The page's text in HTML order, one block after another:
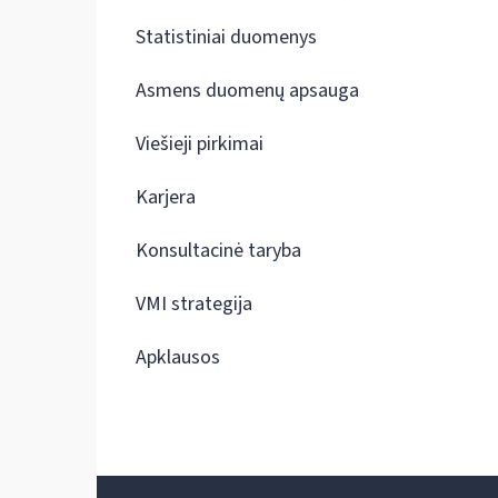
Statistiniai duomenys
Asmens duomenų apsauga
Viešieji pirkimai
Karjera
Konsultacinė taryba
VMI strategija
Apklausos